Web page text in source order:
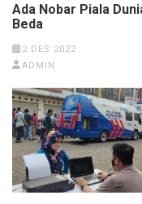
Ada Nobar Piala
Beda
2 DES 2022
ADMIN